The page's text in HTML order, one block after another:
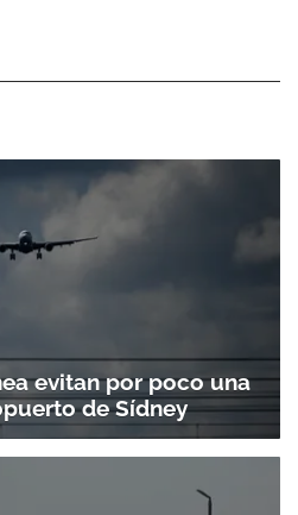
a nuestro boletín.
ACEPTAR
evitan por poco una
de Sídney